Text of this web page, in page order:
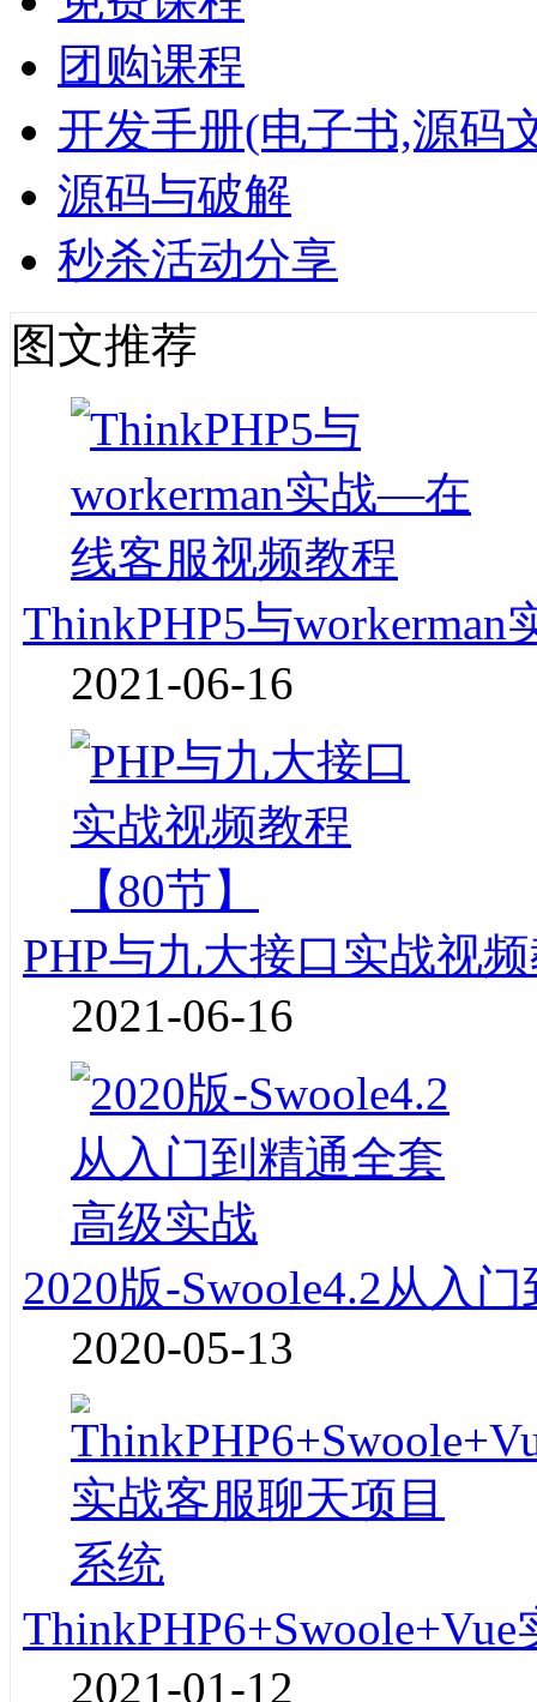
团购课程
开发手册(电子书,源码
源码与破解
秒杀活动分享
图文推荐
ThinkPHP5与
2021-06-16
PHP与九大接口实战视
2021-06-16
2020版-Swoole4.2从入
2020-05-13
2021-01-12